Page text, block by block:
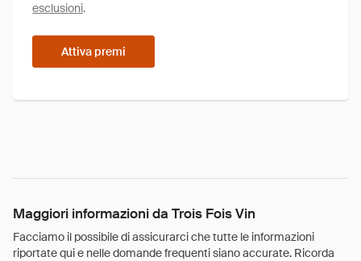
esclusioni.
Attiva premi
Maggiori informazioni da Trois Fois Vin
Facciamo il possibile di assicurarci che tutte le informazioni
riportate qui e nelle domande frequenti siano accurate. Ricorda